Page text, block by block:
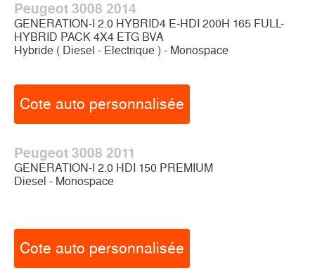
Peugeot 3008 2014
GENERATION-I 2.0 HYBRID4 E-HDI 200H 165 FULL-
HYBRID PACK 4X4 ETG BVA
Hybride ( Diesel - Electrique ) - Monospace
Cote auto personnalisée
Peugeot 3008 2011
GENERATION-I 2.0 HDI 150 PREMIUM
Diesel - Monospace
Cote auto personnalisée